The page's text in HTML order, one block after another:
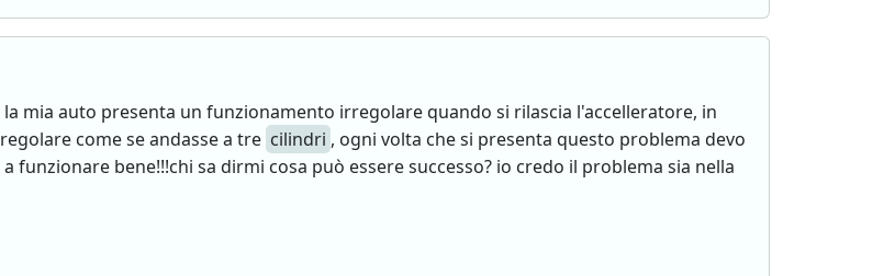
la mia auto presenta un funzionamento irregolare quando si rilascia l'accelleratore, in
come se andasse a tre cilindri , ogni volta che si presenta questo problema devo
funzionare bene!!!chi sa dirmi cosa può essere successo? io credo il problema sia nella